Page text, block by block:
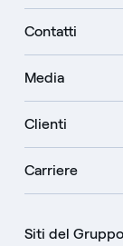
Contatti
Media
Clienti
Carriere
Siti del Gruppo